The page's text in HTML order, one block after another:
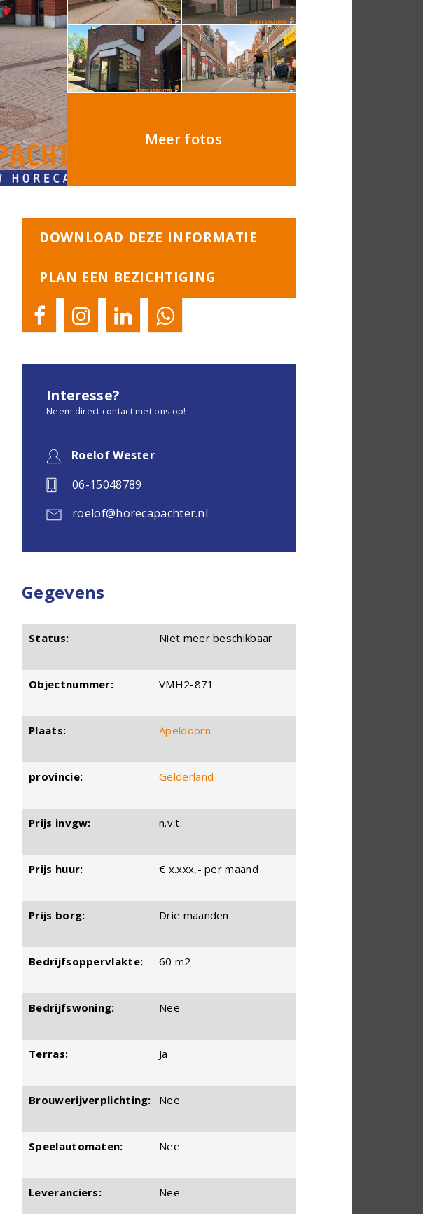
Meer fotos
DOWNLOAD DEZE INFORMATIE
PLAN EEN BEZICHTIGING
Interesse?
Neem direct contact met ons op!
Roelof Wester
06-15048789
roelof@horecapachter.nl
Gegevens
Status: Niet meer beschikbaar
Objectnummer: VMH2-871
Plaats: Apeldoorn
provincie: Gelderland
Prijs invgw: n.v.t.
Prijs huur: € x.xxx,- per maand
Prijs borg: Drie maanden
Bedrijfsoppervlakte: 60 m2
Bedrijfswoning: Nee
Terras: Ja
Brouwerijverplichting: Nee
Speelautomaten: Nee
Leveranciers: Nee